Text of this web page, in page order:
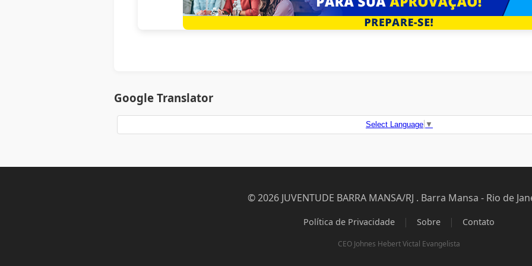
Google Translator
Select Language ▼
© 2026 JUVENTUDE BARRA MANSA/RJ . Barra Mansa - Rio de
Política de Privacidade | Sobre | Contato
CEO Johnes Hebert Victal Evangelista